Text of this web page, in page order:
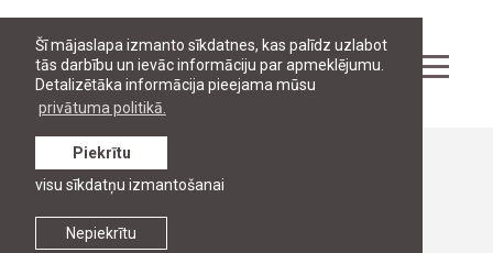
Šī mājaslapa izmanto sīkdatnes, kas palīdz uzlabot
tās darbību un ievāc informāciju par apmeklējumu.
Detalizētāka informācija pieejama mūsu
privātuma politikā.
Nepiekrītu
Piekrītu
visu sīkdatņu izmantošanai
Ziņas
STUDIJAS
Piesakies bakalaura studijām Rīgas